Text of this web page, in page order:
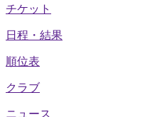
チケット
日程・結果
順位表
クラブ
ニュース